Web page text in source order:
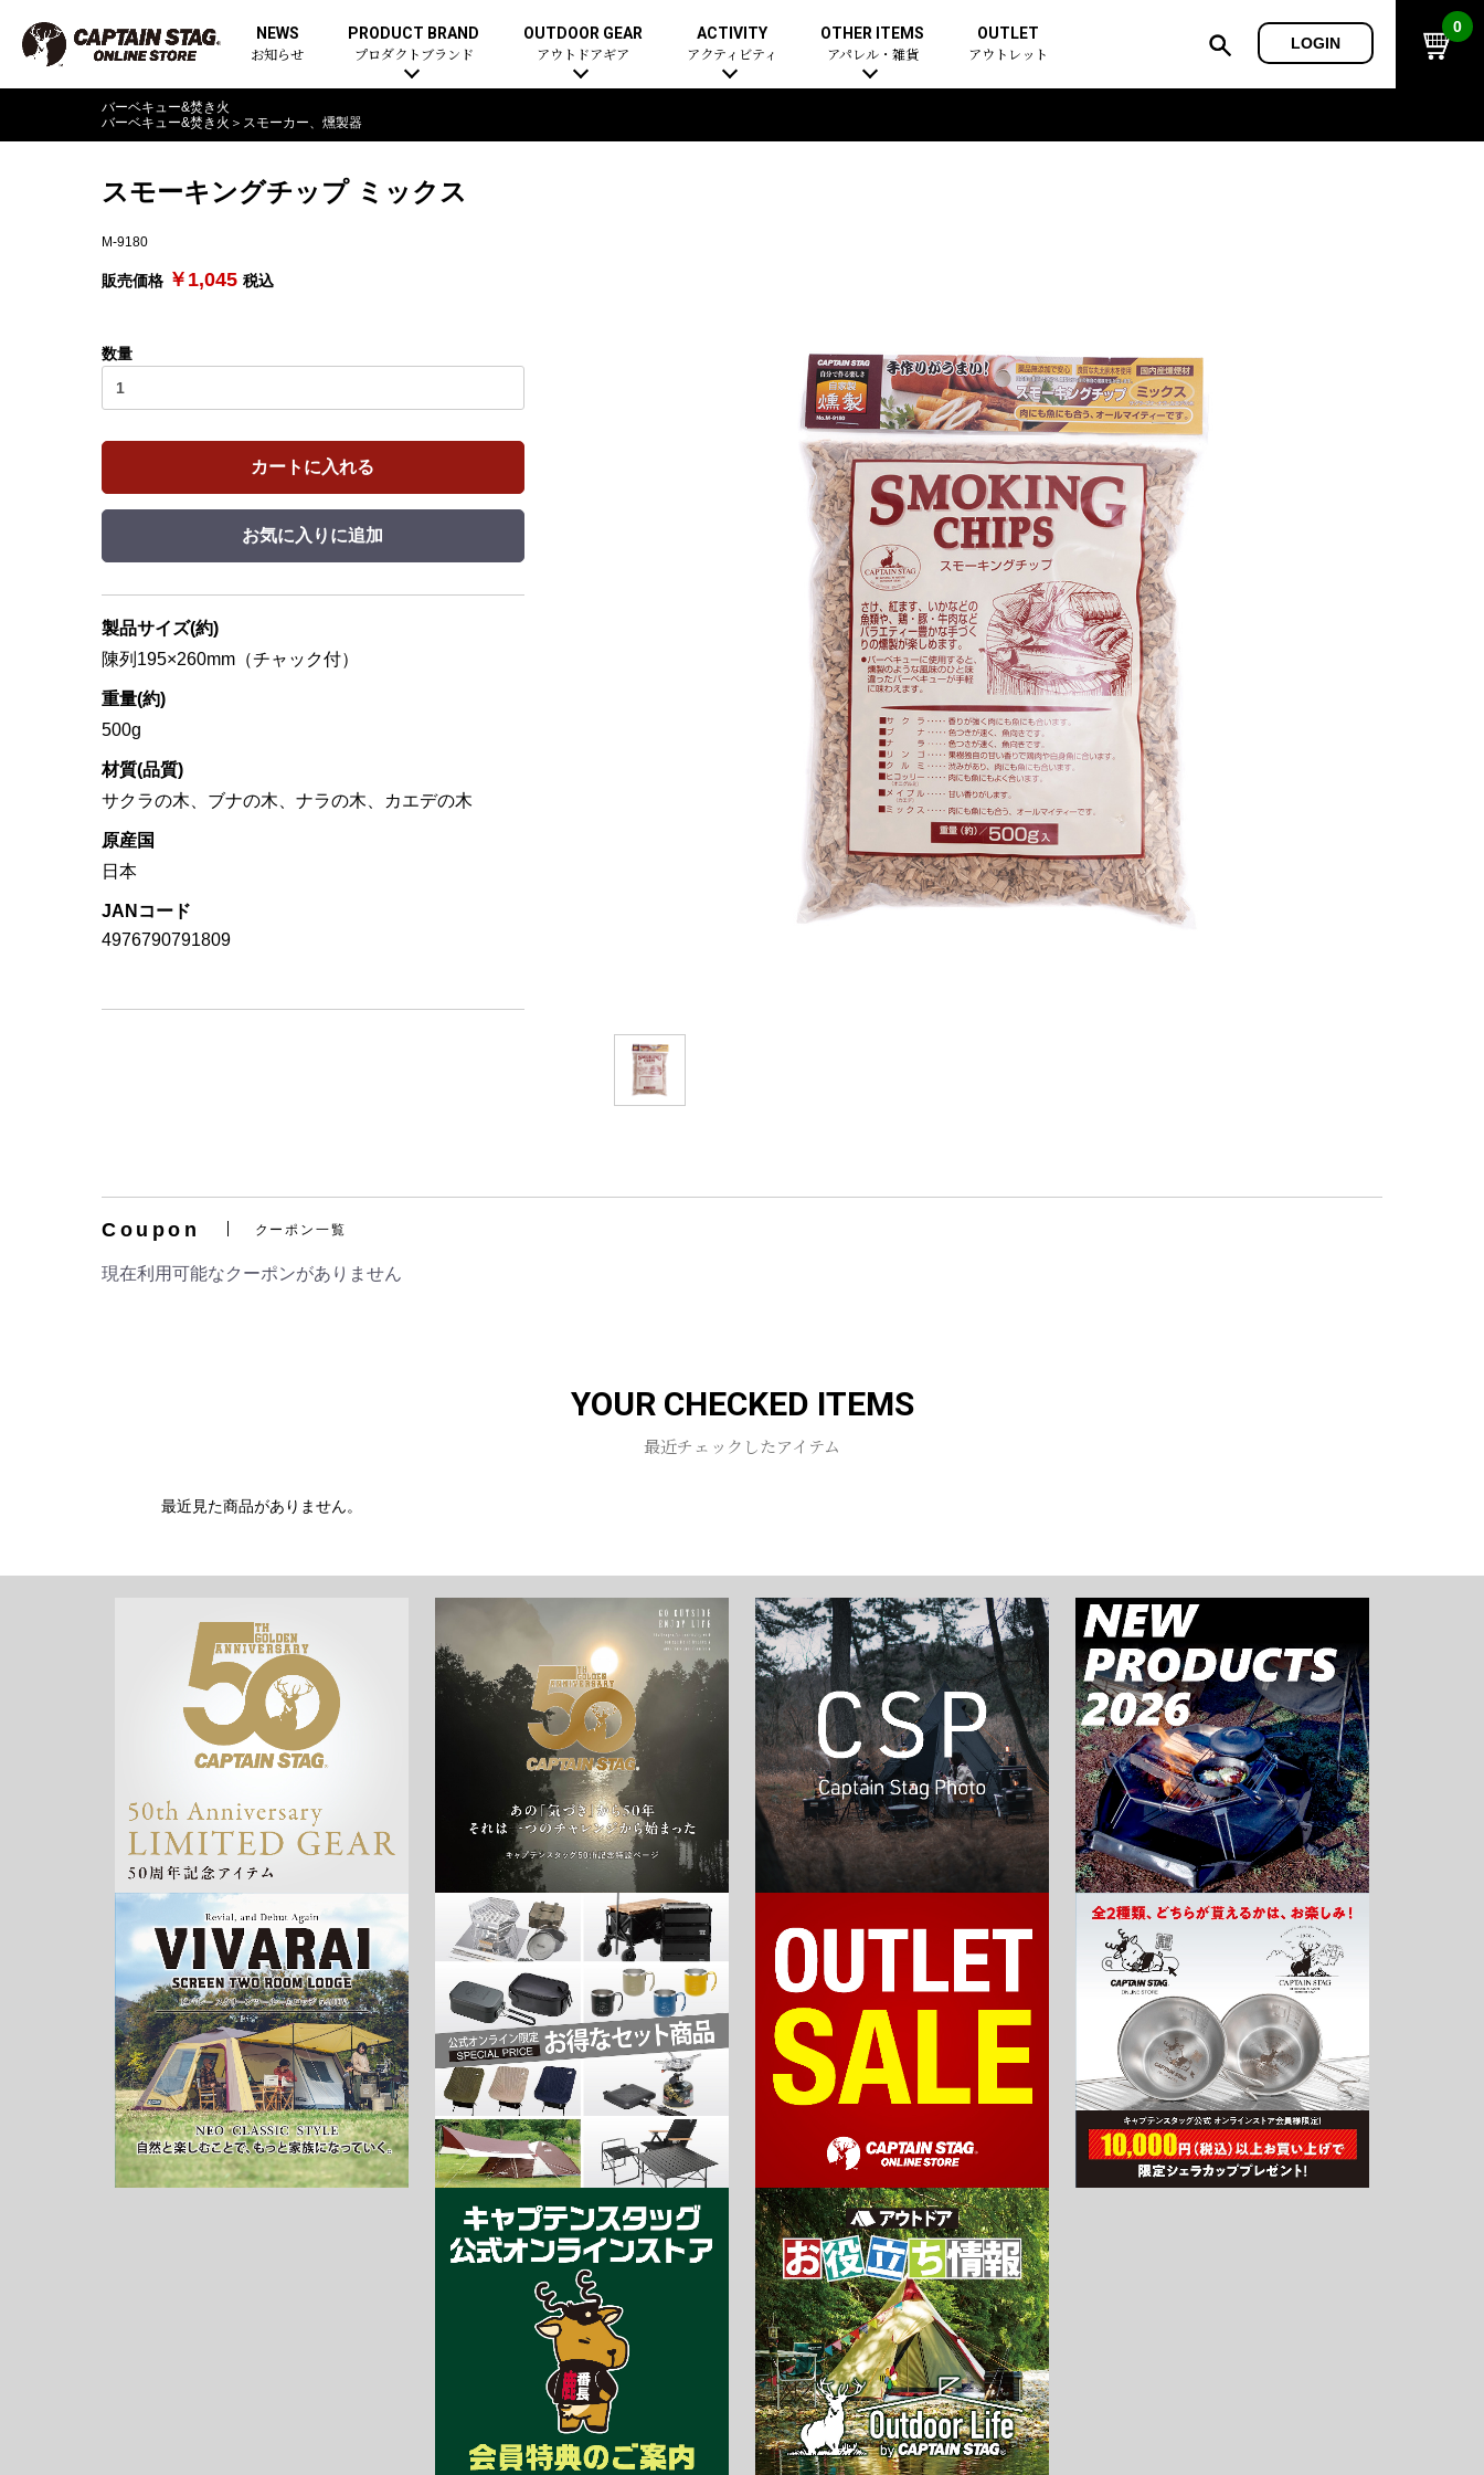
NEWS
お知らせ
PRODUCT BRAND
プロダクトブランド
OUTDOOR GEAR
アウトドアギア
ACTIVITY
アクティビティ
OTHER ITEMS
アパレル・雑貨
OUTLET
アウトレット
LOGIN
0
バーベキュー&焚き火
バーベキュー&焚き火 ＞ スモーカー、燻製器
スモーキングチップ ミックス
M-9180
販売価格 ￥1,045 税込
数量
カートに入れる
お気に入りに追加
製品サイズ(約)
陳列195×260mm（チャック付）
重量(約)
500g
材質(品質)
サクラの木、ブナの木、ナラの木、カエデの木
原産国
日本
JANコード
4976790791809
Coupon クーポン一覧
現在利用可能なクーポンがありません
YOUR CHECKED ITEMS
最近チェックしたアイテム
最近見た商品がありません。